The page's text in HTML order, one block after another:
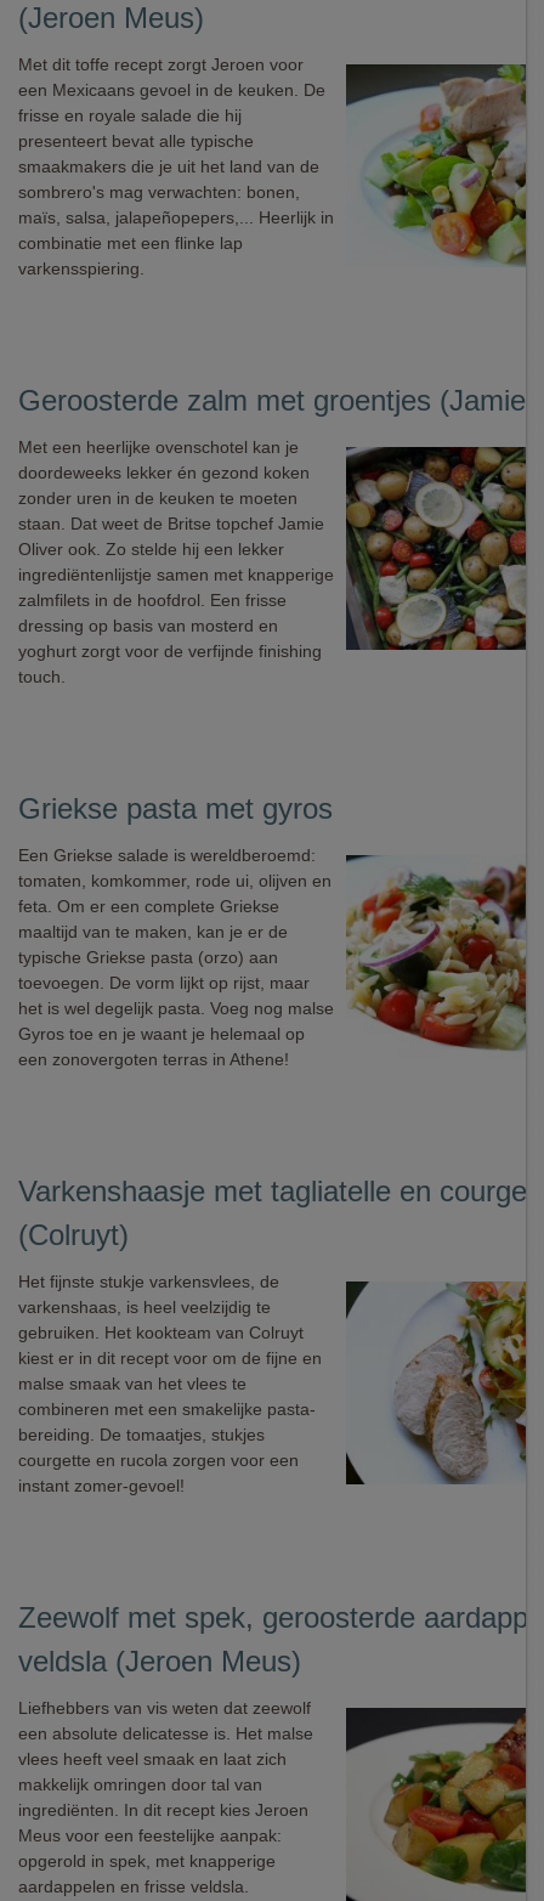
(Jeroen Meus)
Met dit toffe recept zorgt Jeroen voor
een Mexicaans gevoel in de keuken. De
frisse en royale salade die hij
presenteert bevat alle typische
smaakmakers die je uit het land van de
sombrero's mag verwachten: bonen,
maïs, salsa, jalapeñopepers,... Heerlijk in
combinatie met een flinke lap
varkensspiering.
Geroosterde zalm met groentjes (Jamie
Met een heerlijke ovenschotel kan je
doordeweeks lekker én gezond koken
zonder uren in de keuken te moeten
staan. Dat weet de Britse topchef Jamie
Oliver ook. Zo stelde hij een lekker
ingrediëntenlijstje samen met knapperige
zalmfilets in de hoofdrol. Een frisse
dressing op basis van mosterd en
yoghurt zorgt voor de verfijnde finishing
touch.
Griekse pasta met gyros
Een Griekse salade is wereldberoemd:
tomaten, komkommer, rode ui, olijven en
feta. Om er een complete Griekse
maaltijd van te maken, kan je er de
typische Griekse pasta (orzo) aan
toevoegen. De vorm lijkt op rijst, maar
het is wel degelijk pasta. Voeg nog malse
Gyros toe en je waant je helemaal op
een zonovergoten terras in Athene!
Varkenshaasje met tagliatelle en
(Colruyt)
Het fijnste stukje varkensvlees, de
varkenshaas, is heel veelzijdig te
gebruiken. Het kookteam van Colruyt
kiest er in dit recept voor om de fijne en
malse smaak van het vlees te
combineren met een smakelijke pasta-
bereiding. De tomaatjes, stukjes
courgette en rucola zorgen voor een
instant zomer-gevoel!
Zeewolf met spek, geroosterde
veldsla (Jeroen Meus)
Liefhebbers van vis weten dat zeewolf
een absolute delicatesse is. Het malse
vlees heeft veel smaak en laat zich
makkelijk omringen door tal van
ingrediënten. In dit recept kies Jeroen
Meus voor een feestelijke aanpak:
opgerold in spek, met knapperige
aardappelen en frisse veldsla.